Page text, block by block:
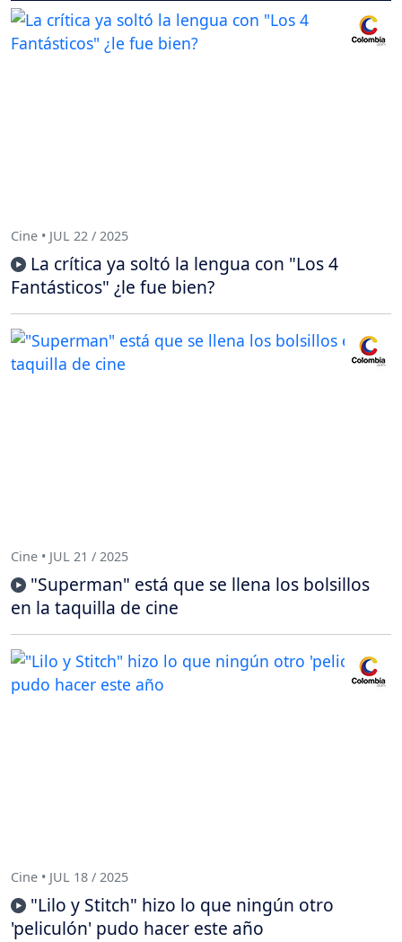
Cine • JUL 22 / 2025
La crítica ya soltó la lengua con "Los 4
Fantásticos" ¿le fue bien?
Cine • JUL 21 / 2025
"Superman" está que se llena los bolsillos
en la taquilla de cine
Cine • JUL 18 / 2025
"Lilo y Stitch" hizo lo que ningún otro
'peliculón' pudo hacer este año